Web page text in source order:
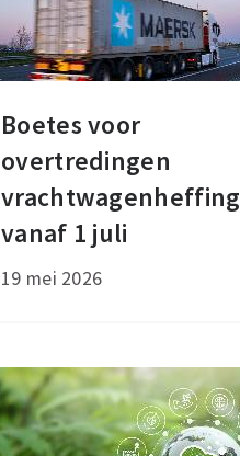
Boetes voor
overtredingen
vrachtwagenheffing
vanaf 1 juli
19 mei 2026
Boetes
voor
overtredingen
vrachtwagenheffing